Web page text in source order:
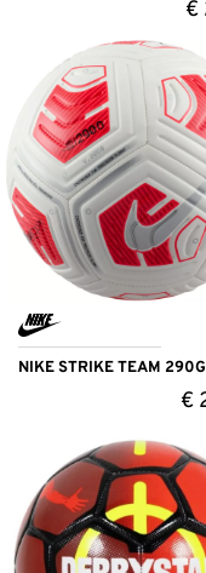
€
NIKE STRIKE TEAM 290G
€